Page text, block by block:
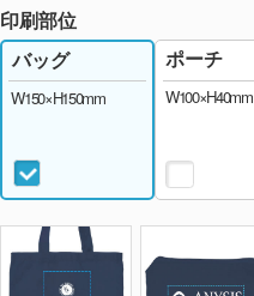
印刷部位
バッグ
W150×H150mm
ポーチ
W100×H40mm